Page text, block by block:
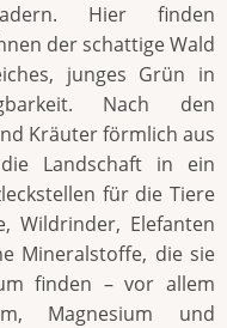
Hier finden
der schattige Wald
junges Grün in
Nach den
Kräuter förmlich aus
Landschaft in ein
für die Tiere
Wildrinder, Elefanten
Mineralstoffe, die sie
finden – vor allem
Magnesium und